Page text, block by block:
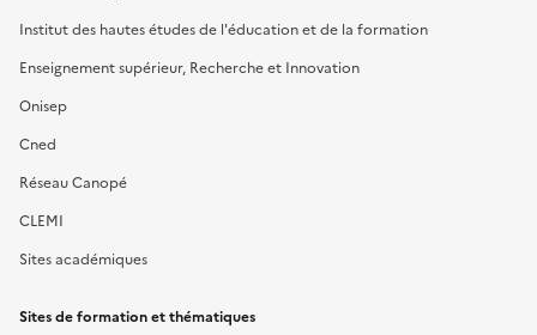
Institut des hautes études de l'éducation et de la formation
Enseignement supérieur, Recherche et Innovation
Onisep
Cned
Réseau Canopé
CLEMI
Sites académiques
Sites de formation et thématiques